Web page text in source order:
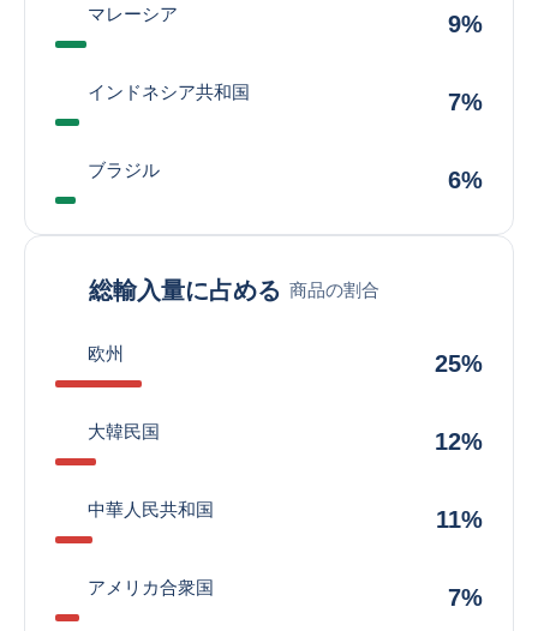
マレーシア 9%
インドネシア共和国 7%
ブラジル 6%
総輸入量に占める 商品の割合
欧州 25%
大韓民国 12%
中華人民共和国 11%
アメリカ合衆国 7%